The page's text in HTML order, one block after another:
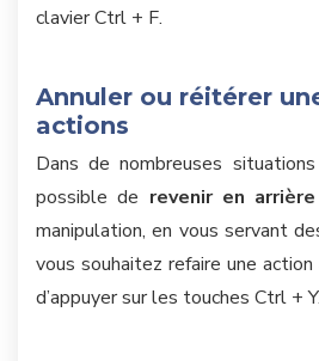
clavier Ctrl + F.
Annuler ou réitérer
actions
Dans de nombreuses
possible de revenir en arrière
manipulation, en vous servant
vous souhaitez refaire une
d’appuyer sur les touches Ctrl + Y.